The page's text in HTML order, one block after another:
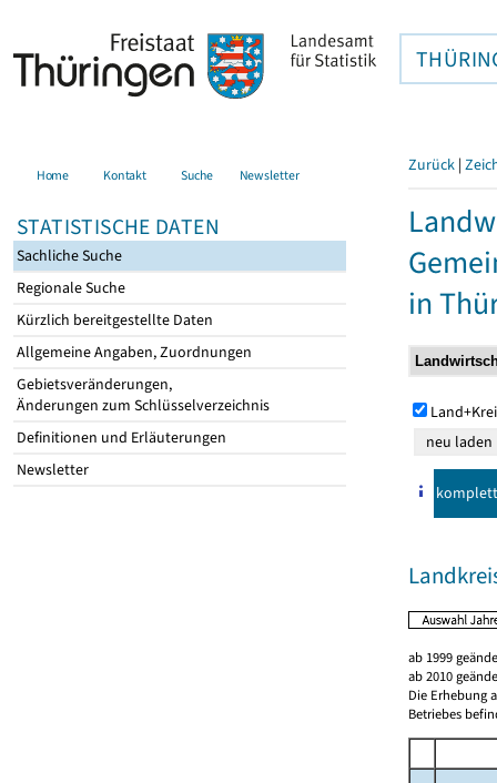
Home Kontakt Suche Newsletter
STATISTISCHE DATEN
Sachliche Suche
Regionale Suche
Kürzlich bereitgestellte Daten
Allgemeine Angaben, Zuordnungen
Gebietsveränderungen,
Änderungen zum Schlüsselverzeichnis
Definitionen und Erläuterungen
Newsletter
Zurück |
in
komplett
ab 1999
ab 2010
Die Erhebung
Betriebes